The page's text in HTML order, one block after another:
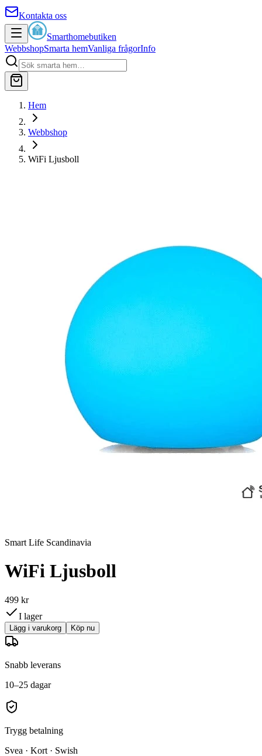
Kontakta oss
Smarthomebutiken
WebbshopSmarta hemVanliga frågorInfo
Hem
Webbshop
WiFi Ljusboll
Smart Life Scandinavia
WiFi Ljusboll
499 kr
I lager
Lägg i varukorg Köp nu
Snabb leverans
10–25 dagar
Trygg betalning
Svea · Kort · Swish